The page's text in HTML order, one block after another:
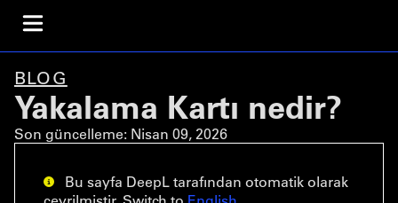
BLOG
Yakalama Kartı nedir?
Son güncelleme: Nisan 09, 2026
Bu sayfa DeepL tarafından otomatik olarak